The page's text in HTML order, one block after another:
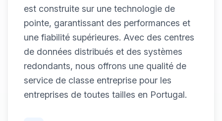
est construite sur une technologie de
pointe, garantissant des performances et
une fiabilité supérieures. Avec des centres
de données distribués et des systèmes
redondants, nous offrons une qualité de
service de classe entreprise pour les
entreprises de toutes tailles en Portugal.